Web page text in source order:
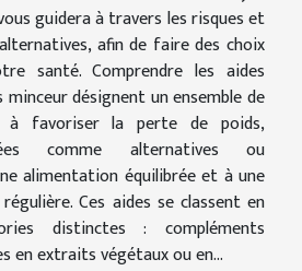
guidera à travers les risques et
afin de faire des choix
santé. Comprendre les aides
minceur désignent un ensemble de
à favoriser la perte de poids,
comme alternatives ou
alimentation équilibrée et à une
Ces aides se classent en
distinctes : compléments
en extraits végétaux ou en...